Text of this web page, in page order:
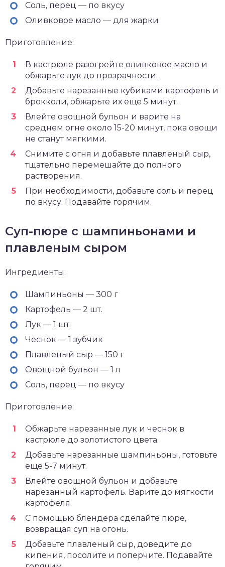
Соль, перец — по вкусу
Оливковое масло — для жарки
Приготовление:
В кастрюле разогрейте оливковое масло и
обжарьте лук до прозрачности.
Добавьте нарезанные кубиками картофель и
брокколи, обжарьте их еще 5 минут.
Влейте овощной бульон и варите на
среднем огне около 15-20 минут, пока овощи
не станут мягкими.
Снимите с огня и добавьте плавленый сыр,
тщательно перемешайте до полного
растворения.
При необходимости, добавьте соль и перец
по вкусу. Подавайте горячим.
Суп-пюре с шампиньонами и
плавленым сыром
Ингредиенты:
Шампиньоны — 300 г
Картофель — 2 шт.
Лук — 1 шт.
Чеснок — 1 зубчик
Плавленый сыр — 150 г
Овощной бульон — 1 л
Соль, перец — по вкусу
Приготовление:
Обжарьте нарезанные лук и чеснок в
кастрюле до золотистого цвета.
Добавьте нарезанные шампиньоны, готовьте
еще 5-7 минут.
Влейте овощной бульон и добавьте
нарезанный картофель. Варите до мягкости
картофеля.
С помощью блендера сделайте пюре,
возвращая суп на огонь.
Добавьте плавленый сыр, доведите до
кипения, посолите и поперчите. Подавайте